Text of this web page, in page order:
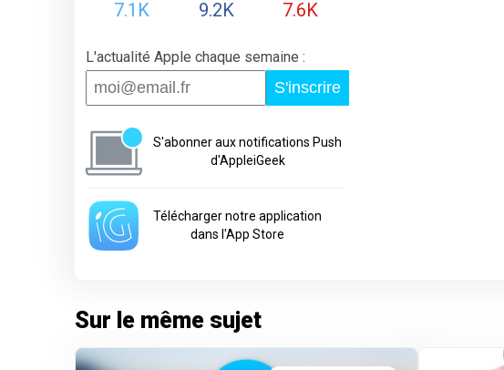
7.1K 9.2K 7.6K
L'actualité Apple chaque semaine :
S'inscrire
S'abonner aux notifications Push
d'AppleiGeek
Télécharger notre application
dans l'App Store
Sur le même sujet